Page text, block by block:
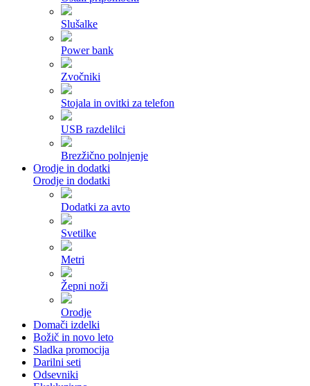
Slušalke
Power bank
Zvočniki
Stojala in ovitki za telefon
USB razdelilci
Brezžično polnjenje
Orodje in dodatki
Orodje in dodatki
Dodatki za avto
Svetilke
Metri
Žepni noži
Orodje
Domači izdelki
Božič in novo leto
Sladka promocija
Darilni seti
Odsevniki